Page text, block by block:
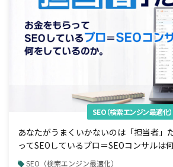
SEO（検索エンジン最適化）
あなたがうまくいかないのは「担当者」
ってSEOしているプロ＝SEOコンサルは
SEO（検索エンジン最適化）